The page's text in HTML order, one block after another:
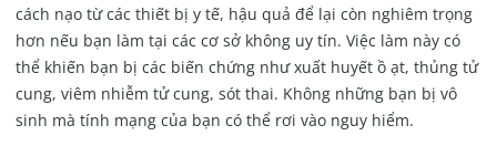
cách nạo từ các thiết bị y tế, hậu quả để lại còn nghiêm trọng
hơn nếu bạn làm tại các cơ sở không uy tín. Việc làm này có
thể khiến bạn bị các biến chứng như xuất huyết ồ ạt, thủng tử
cung, viêm nhiễm tử cung, sót thai. Không những bạn bị vô
sinh mà tính mạng của bạn có thể rơi vào nguy hiểm.